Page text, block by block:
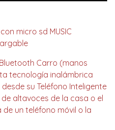
micro sd MUSIC
Carro (manos
tecnología inalámbrica
su Teléfono Inteligente
altavoces de la casa o el
un teléfono móvil o la